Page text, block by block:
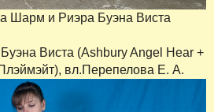
Шарм и Риэра Буэна Виста
Виста (Ashbury Angel Hear +
вл.Перепелова Е. А.